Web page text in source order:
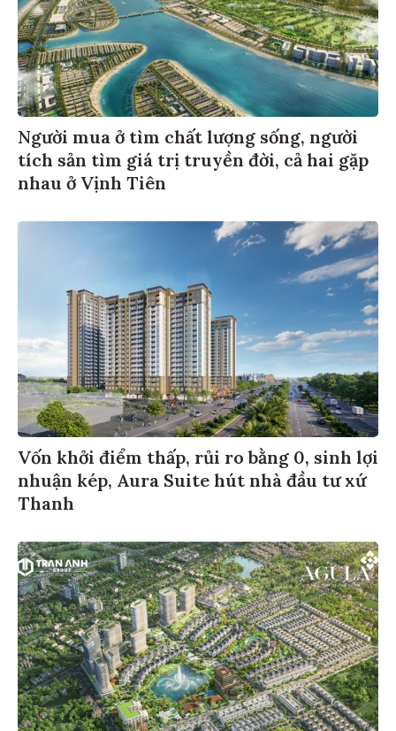
DOJI 4.826.000 4.865.000
Nha
Trang
SJC 4.834.000 4.872.000
Cà Mau SJC 4.835.000 4.872.000
Bình
Dương
SJC 4.833.000 4.872.000
4.832.000 4.873.000
Phước
SJC 4.833.000 4.872.000
Miền Tây SJC 4.835.000 4.870.000
Biên Hòa SJC 4.835.000 4.870.000
Quãng
Ngãi
SJC 4.835.000 4.870.000
Long
Bạc Liêu SJC 4.835.000 4.872.000
Quy
Nhơn
SJC 4.833.000 4.872.000
Hậu
Giang
SJC 4.833.000 4.872.000
Người mua ở tìm chất lượng sống, người
tích sản tìm giá trị truyền đời, cả hai gặp
nhau ở Vịnh Tiên
Vốn khởi điểm thấp, rủi ro bằng 0, sinh lợi
nhuận kép, Aura Suite hút nhà đầu tư xứ
Thanh